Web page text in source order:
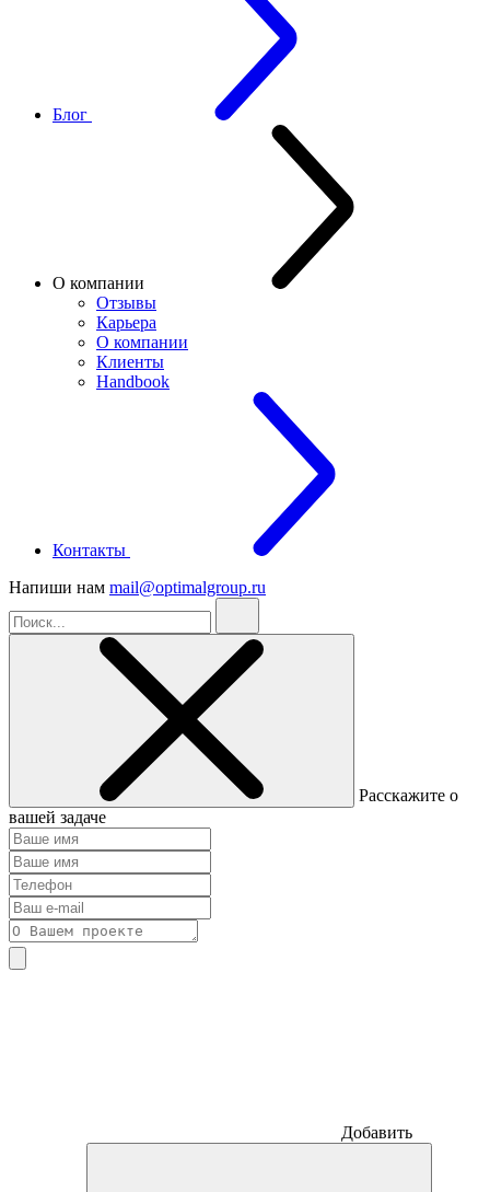
Блог
О компании
Отзывы
Карьера
О компании
Клиенты
Handbook
Контакты
Напиши нам mail@optimalgroup.ru
Расскажите о
вашей задаче
Добавить